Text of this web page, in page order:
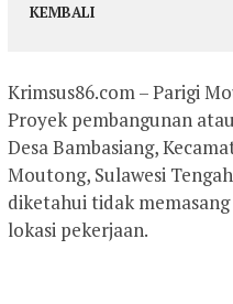
KEMBALI
Krimsus86.com – Parigi
Proyek pembangunan
Desa Bambasiang,
Moutong, Sulawesi
diketahui tidak
lokasi pekerjaan.